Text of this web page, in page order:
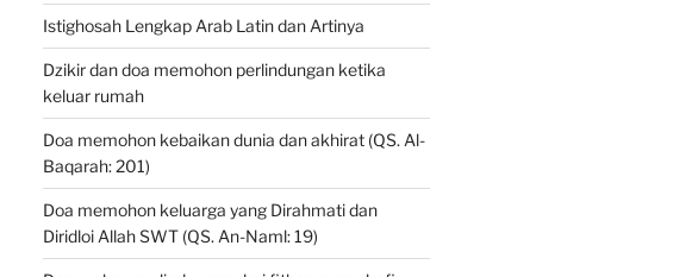
Istighosah Lengkap Arab Latin dan Artinya
Dzikir dan doa memohon perlindungan ketika
keluar rumah
Doa memohon kebaikan dunia dan akhirat (QS. Al-
Baqarah: 201)
Doa memohon keluarga yang Dirahmati dan
Diridloi Allah SWT (QS. An-Naml: 19)